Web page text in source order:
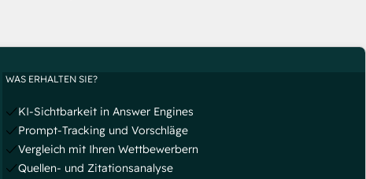
WAS ERHALTEN SIE?
KI-Sichtbarkeit in Answer Engines
Prompt-Tracking und Vorschläge
Vergleich mit Ihren Wettbewerbern
Quellen- und Zitationsanalyse